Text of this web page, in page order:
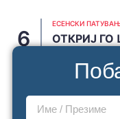
ЕСЕНСКИ
ОТКРИЈ